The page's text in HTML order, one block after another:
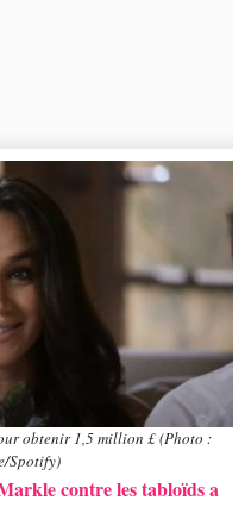
obtenir 1,5 million £ (Photo :
Spotify)
contre les tabloïds a